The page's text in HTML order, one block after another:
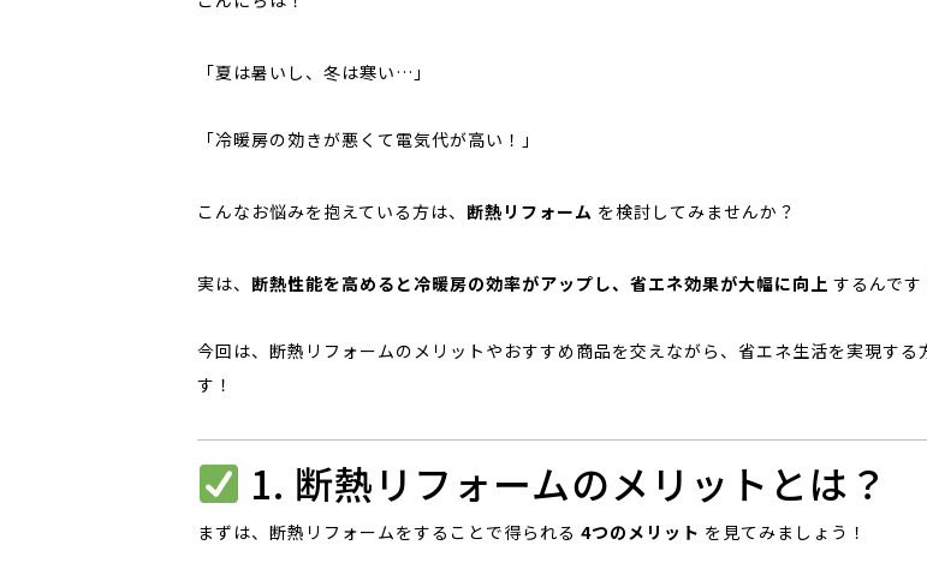
「夏は暑いし、冬は寒い…」
「冷暖房の効きが悪くて電気代が高い！」
こんなお悩みを抱えている方は、 断熱リフォーム を検討してみませんか？
実は、 断熱性能を高めると冷暖房の効率がアップし、省エネ効果が大幅に向上 するんです
今回は、断熱リフォームのメリットやおすすめ商品を交えながら、省エネ生活を実現する
す！
1. 断熱リフォームのメリットとは？
まずは、断熱リフォームをすることで得られる 4つのメリット を見てみましょう！